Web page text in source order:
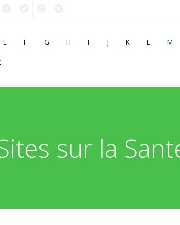
E F G H I J K L M
sur la